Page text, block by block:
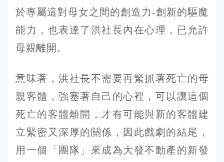
於專屬這對母女之間的創造力-創新的驅魔
能力，也表達了洪社長內在心理，已允許
母親離開。
意味著，洪社長不需要再緊抓著死亡的母
親客體，強塞著自己的心裡，可以讓這個
死亡的客體離開，才有可能與新的客體建
立緊密又深厚的關係，因此戲劇的結尾，
用一個「團隊」來成為大發不動產的新發